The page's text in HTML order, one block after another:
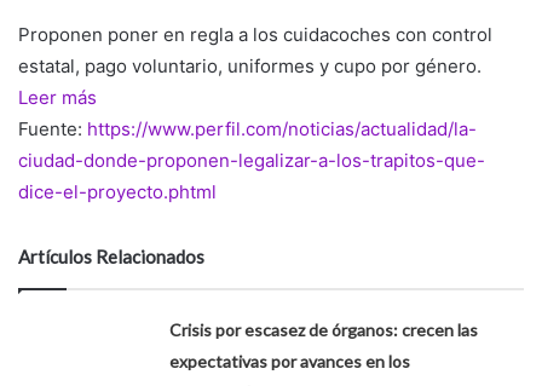
Proponen poner en regla a los cuidacoches con control
estatal, pago voluntario, uniformes y cupo por género.
Leer más
Fuente: https://www.perfil.com/noticias/actualidad/la-
ciudad-donde-proponen-legalizar-a-los-trapitos-que-
dice-el-proyecto.phtml
Artículos Relacionados
Crisis por escasez de órganos: crecen las
expectativas por avances en los